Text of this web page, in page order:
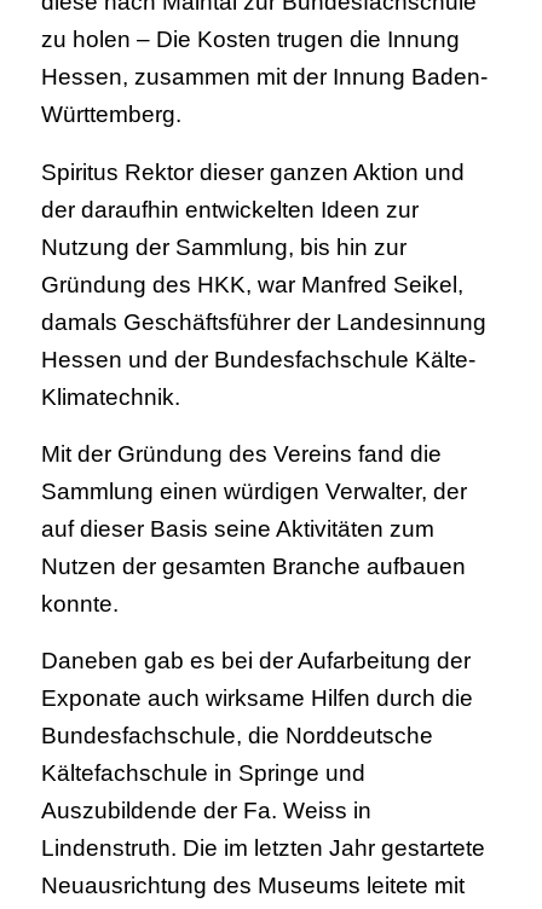
zu holen – Die Kosten trugen die Innung
Hessen, zusammen mit der Innung Baden-
Württemberg.
Spiritus Rektor dieser ganzen Aktion und
der daraufhin entwickelten Ideen zur
Nutzung der Sammlung, bis hin zur
Gründung des HKK, war Manfred Seikel,
damals Geschäftsführer der Landesinnung
Hessen und der Bundesfachschule Kälte-
Klimatechnik.
Mit der Gründung des Vereins fand die
Sammlung einen würdigen Verwalter, der
auf dieser Basis seine Aktivitäten zum
Nutzen der gesamten Branche aufbauen
konnte.
Daneben gab es bei der Aufarbeitung der
Exponate auch wirksame Hilfen durch die
Bundesfachschule, die Norddeutsche
Kältefachschule in Springe und
Auszubildende der Fa. Weiss in
Lindenstruth. Die im letzten Jahr gestartete
Neuausrichtung des Museums leitete mit